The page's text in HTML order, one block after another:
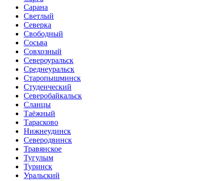
Сарана
Светлый
Северка
Свободный
Сосьва
Совхозный
Североуральск
Среднеуральск
Старопышминск
Студенческий
Северобайкальск
Сланцы
Таёжный
Тарасково
Нижнеудинск
Северодвинск
Травянское
Тугулым
Туринск
Уральский